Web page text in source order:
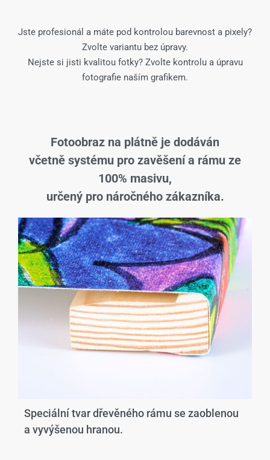
Jste profesionál a máte pod kontrolou barevnost a pixely?
Zvolte variantu bez úpravy.
Nejste si jisti kvalitou fotky? Zvolte kontrolu a úpravu
fotografie naším grafikem.
Fotoobraz na plátně je dodáván
včetně systému pro zavěšení a rámu ze
100% masivu,
určený pro náročného zákazníka.
Speciální tvar dřevěného rámu se zaoblenou
a vyvýšenou hranou.​